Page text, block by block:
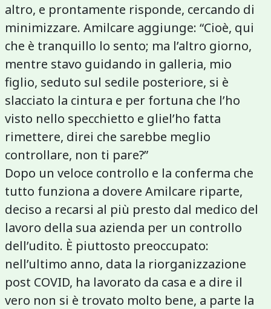
altro, e prontamente risponde, cercando di
minimizzare. Amilcare aggiunge: “Cioè, qui
che è tranquillo lo sento; ma l’altro giorno,
mentre stavo guidando in galleria, mio
figlio, seduto sul sedile posteriore, si è
slacciato la cintura e per fortuna che l’ho
visto nello specchietto e gliel’ho fatta
rimettere, direi che sarebbe meglio
controllare, non ti pare?”
Dopo un veloce controllo e la conferma che
tutto funziona a dovere Amilcare riparte,
deciso a recarsi al più presto dal medico del
lavoro della sua azienda per un controllo
dell’udito. È piuttosto preoccupato:
nell’ultimo anno, data la riorganizzazione
post COVID, ha lavorato da casa e a dire il
vero non si è trovato molto bene, a parte la